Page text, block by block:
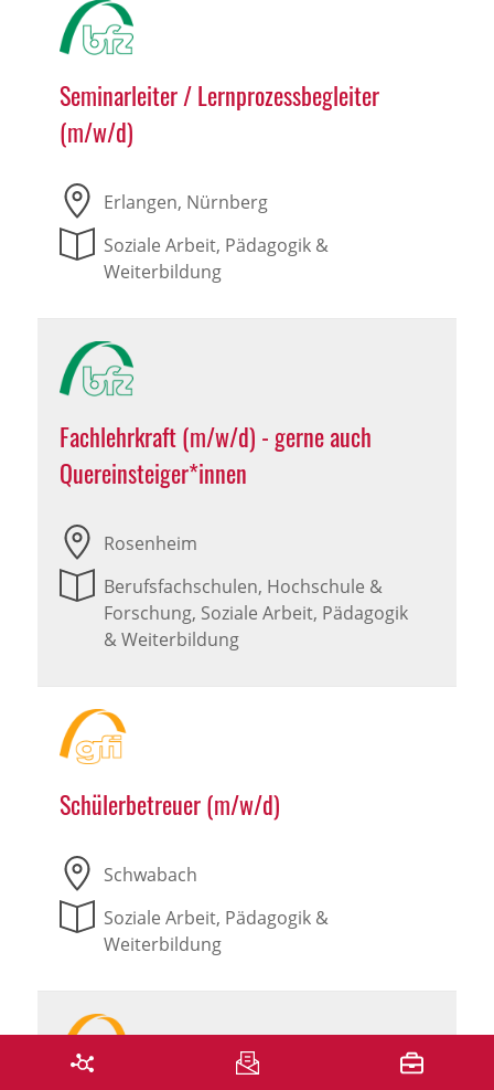
Seminarleiter / Lernprozessbegleiter
(m/w/d)
Erlangen, Nürnberg
Soziale Arbeit, Pädagogik &
Weiterbildung
Fachlehrkraft (m/w/d) - gerne auch
Quereinsteiger*innen
Rosenheim
Berufsfachschulen, Hochschule &
Forschung, Soziale Arbeit, Pädagogik
& Weiterbildung
Schülerbetreuer (m/w/d)
Schwabach
Soziale Arbeit, Pädagogik &
Weiterbildung